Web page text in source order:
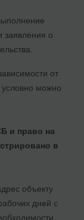
заявления о
от
можно
и право на
в
объекту
дней с